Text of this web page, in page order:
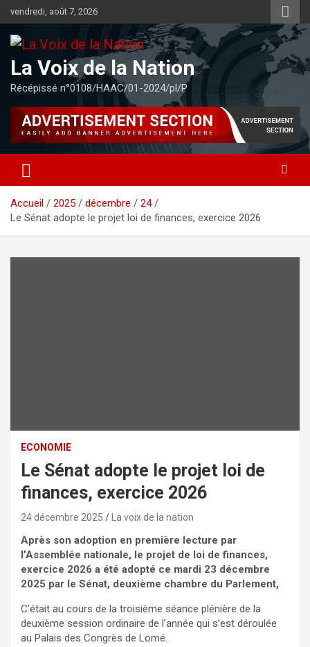
au
contenu
vendredi, août 7, 2026
La Voix de la Nation
Récépissé n°0108/HAAC/01-2024/pl/P
Accueil 2025 décembre
24
Le Sénat adopte le projet loi de finances, exercice 2026
ECONOMIE
Le Sénat adopte le projet loi de
finances, exercice 2026
24 décembre 2025 La voix de la nation
Après son adoption en première lecture par
l’Assemblée nationale, le projet de loi de finances,
exercice 2026 a été adopté ce mardi 23 décembre
2025 par le Sénat, deuxième chambre du Parlement,
C’était au cours de la troisième séance plénière de la
deuxième session ordinaire de l’année qui s’est déroulée
au Palais des Congrès de Lomé.